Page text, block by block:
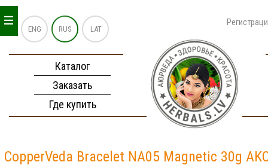
ENG RUS LAT
Каталог
Заказать
Где купить
_
_
_
CopperVeda Bracelet NA05 Magnetic 30g